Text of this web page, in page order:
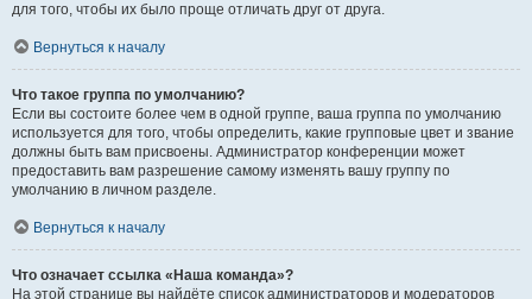
для того, чтобы их было проще отличать друг от друга.
Вернуться к началу
Что такое группа по умолчанию?
Если вы состоите более чем в одной группе, ваша группа по умолчанию
используется для того, чтобы определить, какие групповые цвет и звание
должны быть вам присвоены. Администратор конференции может
предоставить вам разрешение самому изменять вашу группу по
умолчанию в личном разделе.
Вернуться к началу
Что означает ссылка «Наша команда»?
На этой странице вы найдёте список администраторов и модераторов